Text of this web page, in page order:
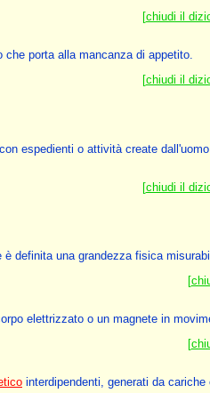
[chiudi il
porta alla mancanza di appetito.
[chiudi il
espedienti o attività create
[chiudi il
definita una grandezza fisica
[
elettrizzato o un magnete in
[
interdipendenti, generati da cariche